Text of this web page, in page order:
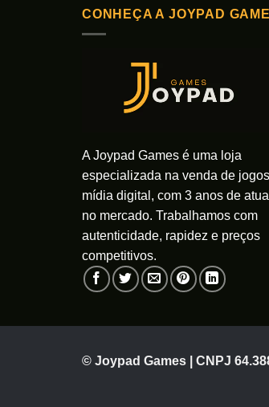
CONHEÇA A JOYPAD
A Joypad Games é uma loja
especializada na venda de
mídia digital, com 3 anos de
no mercado. Trabalhamos com
autenticidade, rapidez e preços
competitivos.
© Joypad Games | CNPJ